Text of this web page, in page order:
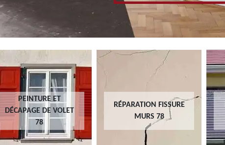
PEINTURE ET
DÉCAPAGE DE VOLET
78
RÉPARATION FISSURE
MURS 78